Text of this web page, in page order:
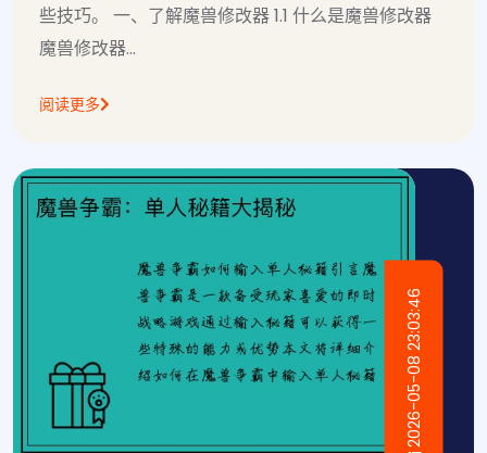
些技巧。 一、了解魔兽修改器 1.1 什么是魔兽修改器
魔兽修改器...
阅读更多
2026-05-08 23:03:46